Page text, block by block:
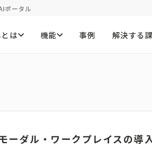
ポータル
は 機能 事例 解決する
ーダル・ワークプレイスの導